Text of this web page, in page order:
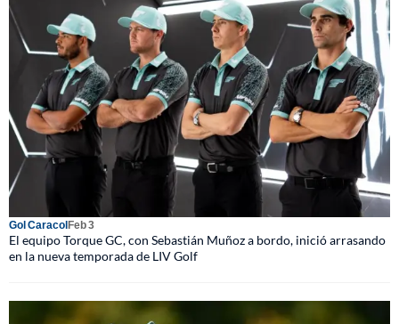
Gol CaracolFeb 3
El equipo Torque GC, con Sebastián Muñoz a bordo, inició arrasando
en la nueva temporada de LIV Golf